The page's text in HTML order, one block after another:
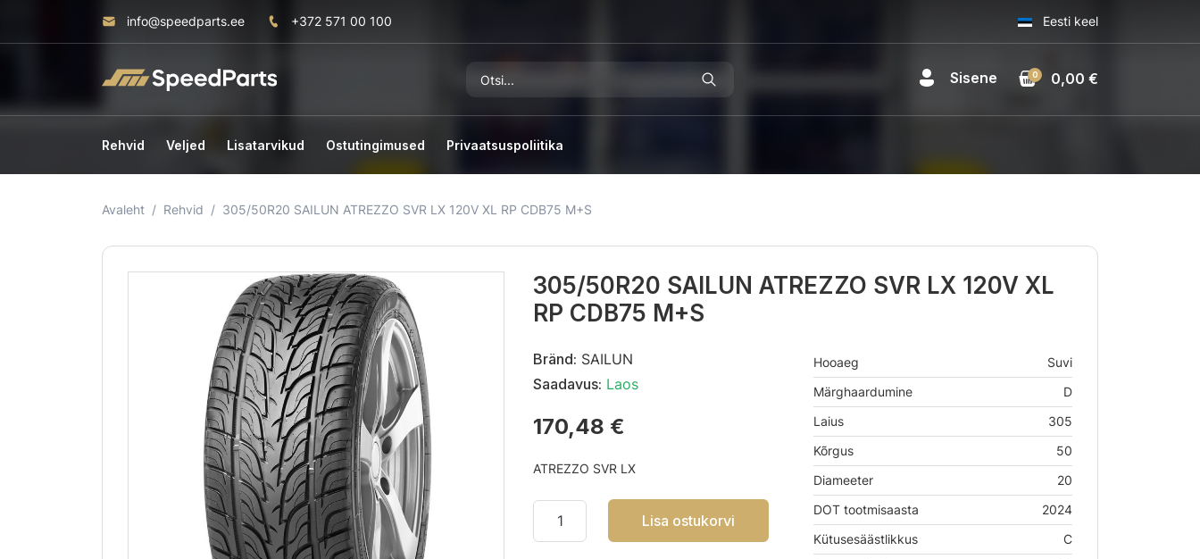
info@speedparts.ee +372 571 00 100 Eesti keel
Sisene 0,00 €
0
Rehvid Veljed Lisatarvikud Ostutingimused Privaatsuspoliitika
Avaleht Rehvid 305/50R20 SAILUN ATREZZO SVR LX 120V XL RP CDB75 M+S
305/50R20 SAILUN ATREZZO SVR LX 120V XL
RP CDB75 M+S
Bränd: SAILUN
Saadavus: Laos
170,48 €
ATREZZO SVR LX
Lisa ostukorvi
Hooaeg
Suvi
Märghaardumine
D
Laius
305
Kõrgus
50
Diameeter
20
DOT tootmisaasta
2024
Kütusesäästlikkus
C